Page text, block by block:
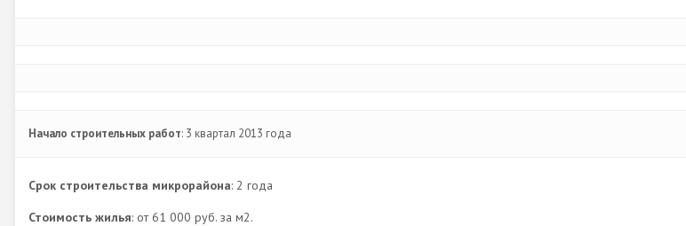
Начало строительных работ: 3 квартал 2013 года
Срок строительства микрорайона: 2 года
Стоимость жилья: от 61 000 руб. за м2.